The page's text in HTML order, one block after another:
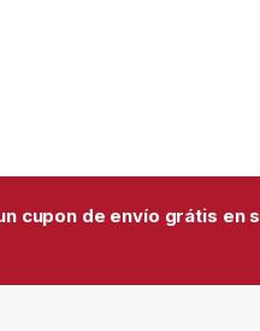
cupon de envío grátis en